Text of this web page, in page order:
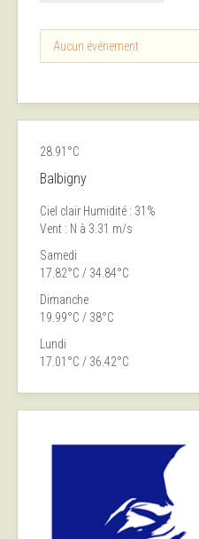
Aucun événement
28.91°C
Balbigny
Ciel clair Humidité : 31%
Vent : N à 3.31 m/s
Samedi
17.82°C / 34.84°C
Dimanche
19.99°C / 38°C
Lundi
17.01°C / 36.42°C